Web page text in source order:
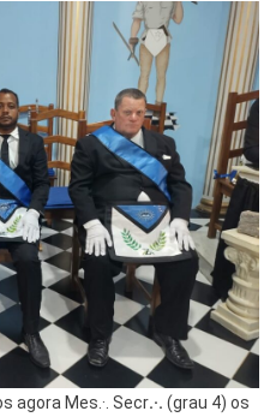
agora Mes.·. Secr.·. (grau 4) os